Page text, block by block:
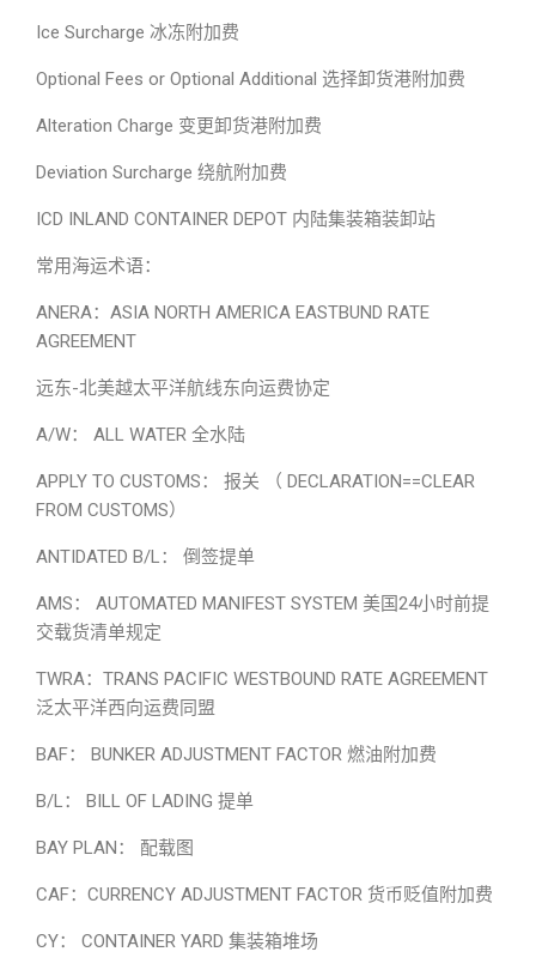
Ice Surcharge 冰冻附加费
Optional Fees or Optional Additional 选择卸货港附加费
Alteration Charge 变更卸货港附加费
Deviation Surcharge 绕航附加费
ICD INLAND CONTAINER DEPOT 内陆集装箱装卸站
常用海运术语：
ANERA：ASIA NORTH AMERICA EASTBUND RATE
AGREEMENT
远东-北美越太平洋航线东向运费协定
A/W： ALL WATER 全水陆
APPLY TO CUSTOMS： 报关 （ DECLARATION==CLEAR
FROM CUSTOMS）
ANTIDATED B/L： 倒签提单
AMS： AUTOMATED MANIFEST SYSTEM 美国24小时前提
交载货清单规定
TWRA：TRANS PACIFIC WESTBOUND RATE AGREEMENT
泛太平洋西向运费同盟
BAF： BUNKER ADJUSTMENT FACTOR 燃油附加费
B/L： BILL OF LADING 提单
BAY PLAN： 配载图
CAF：CURRENCY ADJUSTMENT FACTOR 货币贬值附加费
CY： CONTAINER YARD 集装箱堆场